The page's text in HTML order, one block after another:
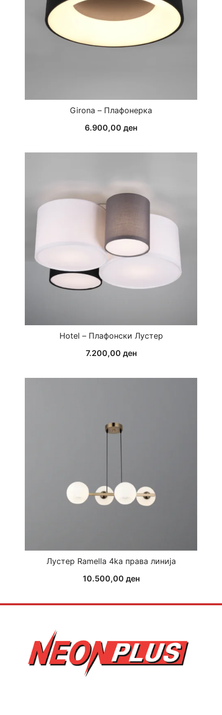
Girona – Плафонерка
6.900,00 ден
Hotel – Плафонски Лустер
7.200,00 ден
Лустер Ramella 4ka права линија
10.500,00 ден